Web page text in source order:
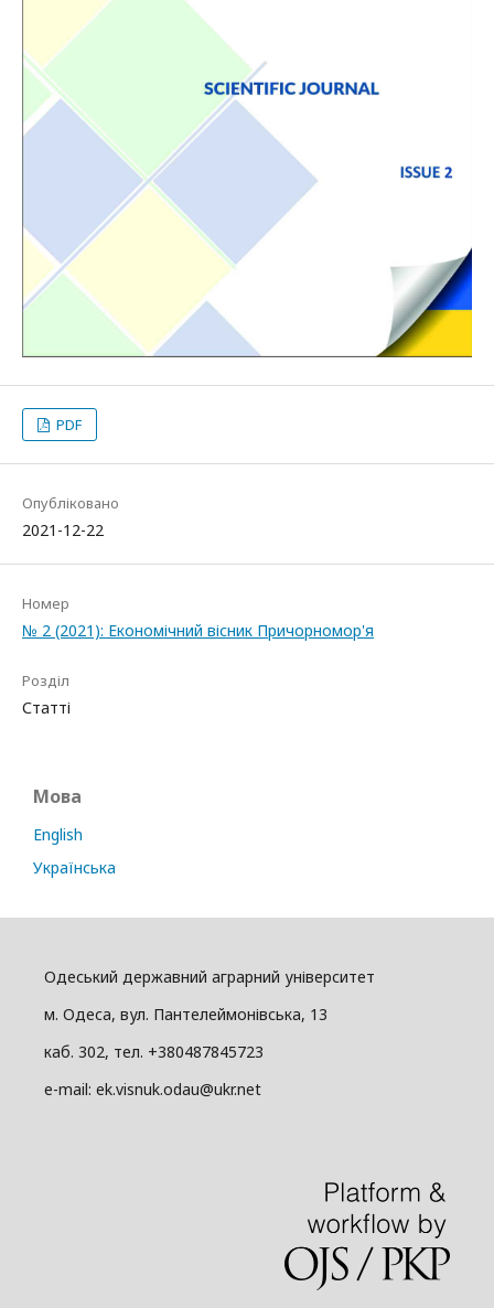
PDF
Опубліковано
2021-12-22
Номер
№ 2 (2021): Економічний вісник Причорномор'я
Розділ
Статті
Мова
English
Українська
Одеський державний аграрний університет
м. Одеса, вул. Пантелеймонівська, 13
каб. 302, тел. +380487845723
e-mail: ek.visnuk.odau@ukr.net